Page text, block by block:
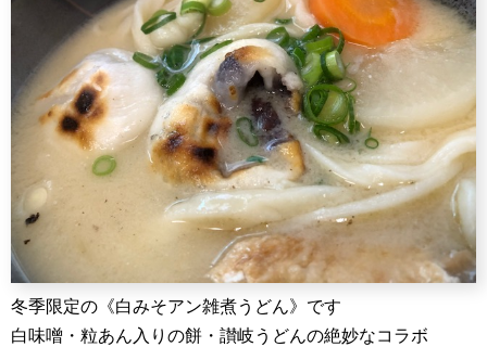
冬季限定の《白みそアン雑煮うどん》です
白味噌・粒あん入りの餅・讃岐うどんの絶妙なコラボ